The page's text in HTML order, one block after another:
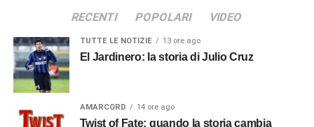
RECENTI POPOLARI VIDEO
TUTTE LE NOTIZIE 13 ore ago
El Jardinero: la storia di Julio Cruz
AMARCORD 14 ore ago
Twist of Fate: quando la storia cambia